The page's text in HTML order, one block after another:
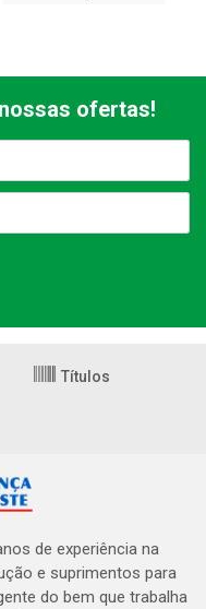
ofertas!
Títulos
de experiência na
e suprimentos para
do bem que trabalha